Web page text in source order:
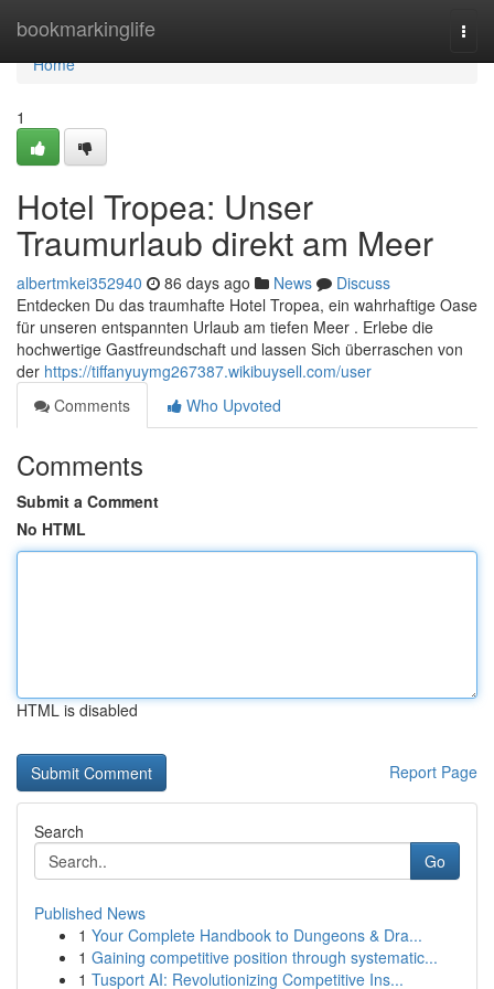
bookmarkinglife
Home
Home
1
Hotel Tropea: Unser
Traumurlaub direkt am Meer
albertmkei352940 86 days ago News
Discuss
Entdecken Du das traumhafte Hotel Tropea, ein wahrhaftige Oase
für unseren entspannten Urlaub am tiefen Meer . Erlebe die
hochwertige Gastfreundschaft und lassen Sich überraschen von
der https://tiffanyuymg267387.wikibuysell.com/user
Comments
Who Upvoted
Comments
Submit a Comment
No HTML
HTML is disabled
Report Page
Search
Go
Published News
1 Your Complete Handbook to Dungeons & Dra...
1 Gaining competitive position through systematic...
1 Tusport AI: Revolutionizing Competitive Ins...